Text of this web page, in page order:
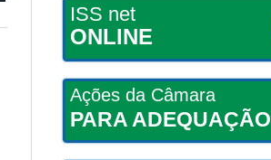
ISS net
ONLINE
Ações da Câmara
PARA ADEQUAÇÃO